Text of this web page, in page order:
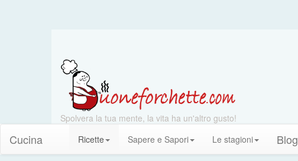
Spolvera la tua mente, la vita ha un'altro gusto!
Cucina Ricette Sapere e Sapori Le stagioni Blog